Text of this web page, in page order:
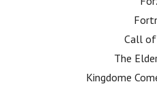
Call
The
Kingdome